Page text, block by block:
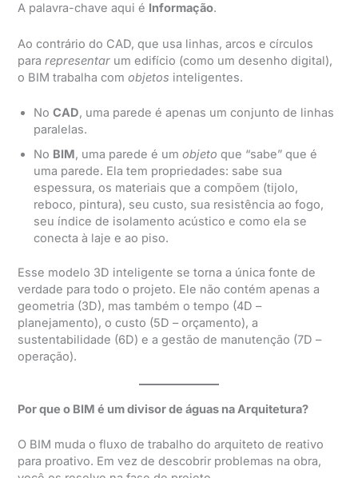
A palavra-chave aqui é Informação.
Ao contrário do CAD, que usa linhas, arcos e círculos
pararepresentar um edifício (como um desenho digital),
o BIM trabalha comobjetos inteligentes.
NoCAD, uma parede é apenas um conjunto de linhas
paralelas.
No BIM, uma parede é umobjeto que “sabe” que é
uma parede. Ela tem propriedades: sabe sua
espessura, os materiais que a compõem (tijolo,
reboco, pintura), seu custo, sua resistência ao fogo,
seu índice de isolamento acústico e como ela se
conecta à laje e ao piso.
Esse modelo 3D inteligente se torna a única fonte de
verdade para todo o projeto. Ele não contém apenas a
geometria (3D), mas também o tempo (4D –
planejamento), o custo (5D – orçamento), a
sustentabilidade (6D) e a gestão de manutenção (7D –
operação).
Por que o BIM é um divisor de águas na Arquitetura?
O BIM muda o fluxo de trabalho do arquiteto de reativo
para proativo. Em vez de descobrir problemas na obra,